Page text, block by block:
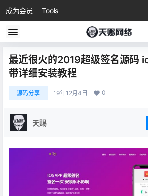
成为会员 Tools
最近很火的2019超级签名源码
带详细安装教程
源码分享 19年12月4日 0
天赐